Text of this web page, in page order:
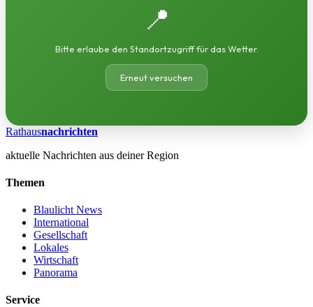
📍
Bitte erlaube den Standortzugriff für das Wetter.
Erneut versuchen
Rathausnachrichten
aktuelle Nachrichten aus deiner Region
Themen
Blaulicht News
International
Gesellschaft
Lokales
Wirtschaft
Panorama
Service